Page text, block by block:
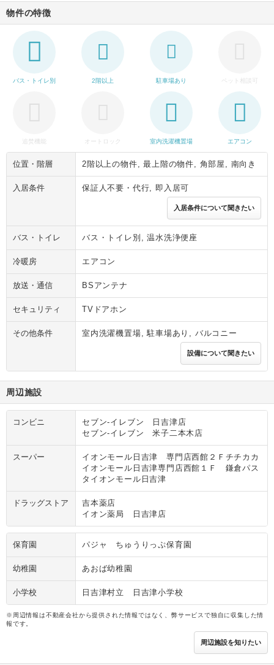
物件の特徴
バス・トイレ別 2階以上 駐車場あり ペット相談可
追焚機能 オートロック 室内洗濯機置場 エアコン
位置・階層 2階以上の物件, 最上階の物件, 角部屋, 南向き
入居条件 保証人不要・代行, 即入居可
入居条件について聞きたい
バス・トイレ バス・トイレ別, 温水洗浄便座
冷暖房 エアコン
放送・通信 BSアンテナ
セキュリティ TVドアホン
その他条件 室内洗濯機置場, 駐車場あり, バルコニー
設備について聞きたい
周辺施設
コンビニ
セブン‐イレブン 日吉津店
セブン‐イレブン 米子二本木店
スーパー
イオンモール日吉津 専門店西館２Ｆチチカカ
イオンモール日吉津専門店西館１Ｆ 鎌倉パス
タイオンモール日吉津
ドラッグストア
吉本薬店
イオン薬局 日吉津店
保育園 パジャ ちゅうりっぷ保育園
幼稚園 あおば幼稚園
小学校 日吉津村立 日吉津小学校
※周辺情報は不動産会社から提供された情報ではなく、弊サービスで独自に収集した情
報です。
周辺施設を知りたい